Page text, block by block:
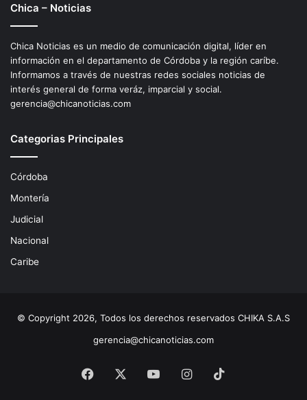
Chica – Noticias
Chica Noticias es un medio de comunicación digital, líder en
información en el departamento de Córdoba y la región caríbe.
Informamos a través de nuestras redes sociales noticias de
interés general de forma veráz, imparcial y social.
gerencia@chicanoticias.com
Categorias Principales
Córdoba
Montería
Judicial
Nacional
Caribe
© Copyright 2026, Todos los derechos reservados CHIKA S.A.S
gerencia@chicanoticias.com
Facebook YouTubeInstagram